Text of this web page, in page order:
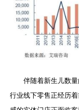
伴随着新生儿数
行业线下零售正经历